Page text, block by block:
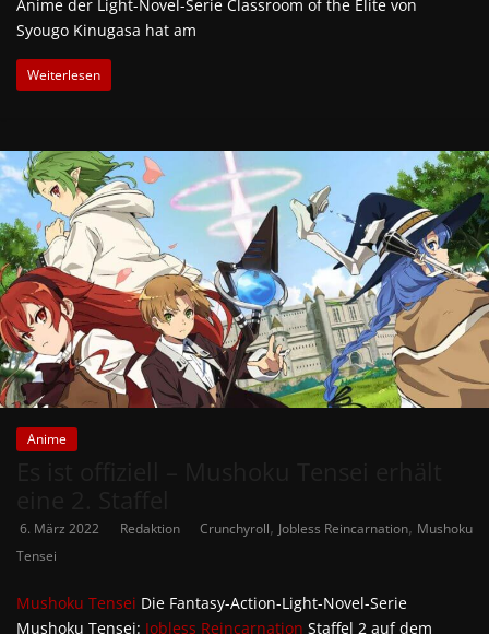
Anime der Light-Novel-Serie Classroom of the Elite von
Syougo Kinugasa hat am
Weiterlesen
Anime
6. März 2022 Redaktion Crunchyroll, Jobless Reincarnation, Mushoku
Tensei
Mushoku Tensei Die Fantasy-Action-Light-Novel-Serie
Mushoku Tensei: Jobless Reincarnation Staffel 2 auf dem